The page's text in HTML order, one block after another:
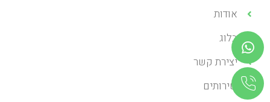
אודות
בלוג
יצירת קשר
שירותים